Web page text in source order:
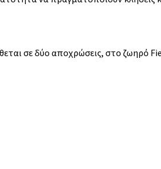
σε δύο αποχρώσεις, στο ζωηρό